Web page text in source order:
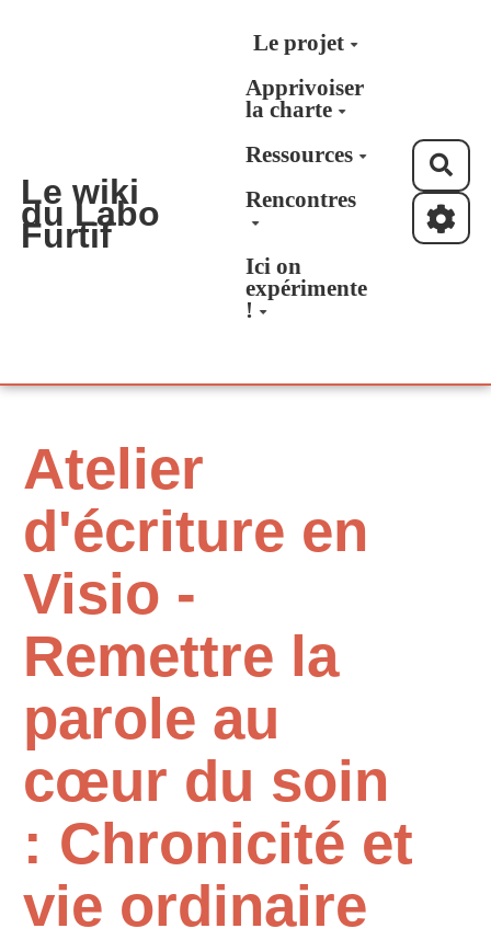
Aller au contenu principal
Le wiki
du Labo
Furtif
Le projet
Apprivoiser
la charte
Ressources
Rencontres
Ici on
expérimente
!
Atelier
d'écriture en
Visio -
Remettre la
parole au
cœur du soin
: Chronicité et
vie ordinaire